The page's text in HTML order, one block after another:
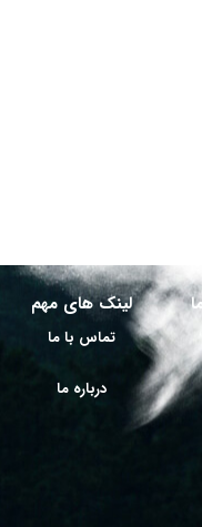
لینک های مهم
تماس با ما
درباره ما